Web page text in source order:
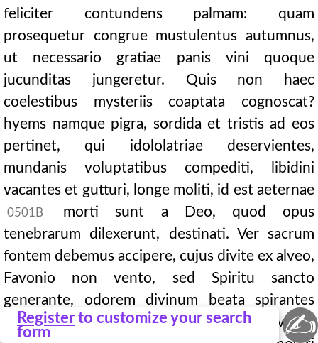
Register to customize your search
form
feliciter contundens palmam: quam
prosequetur congrue mustulentus autumnus,
ut necessario gratiae panis vini quoque
jucunditas jungeretur. Quis non haec
coelestibus mysteriis coaptata cognoscat?
hyems namque pigra, sordida et tristis ad eos
pertinet, qui idololatriae deservientes,
mundanis voluptatibus compediti, libidini
vacantes et gutturi, longe moliti, id est aeternae
0501B
morti sunt a Deo, quod opus
tenebrarum dilexerunt, destinati. Ver sacrum
fontem debemus accipere, cujus divite ex alveo,
Favonio non vento, sed Spiritu sancto
generante, odorem divinum beata spirantes
fide, diverso charismate, sed una nativitate
✍